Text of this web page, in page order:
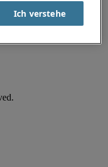
Ich verstehe